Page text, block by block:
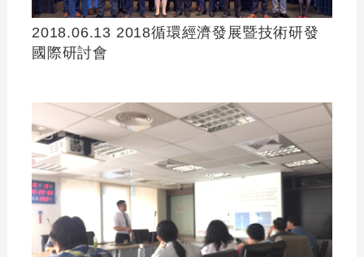
2018.06.13 2018循環經濟發展暨技術研發
國際研討會